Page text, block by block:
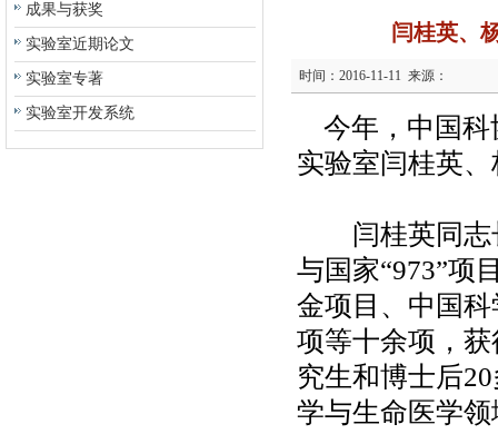
成果与获奖
实验室近期论文
实验室专著
实验室开发系统
闫桂英、
时间：2016-11-11 来源：
今年，中国科
实验室闫桂英
闫桂英同志长
与国家“973”项
金项目、中国
项等十余项，
究生和博士后
学与生命医学